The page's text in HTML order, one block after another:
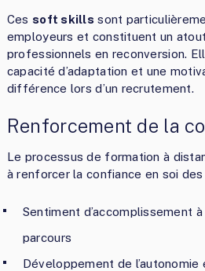
Ces soft skills sont
employeurs et constituent un
professionnels en reconversion.
capacité d’adaptation et une
différence lors d’un recrutement.
Renforcement de la
Le processus de formation à
à renforcer la confiance en soi des
Sentiment d’accomplissement
parcours
Développement de l’autonomie